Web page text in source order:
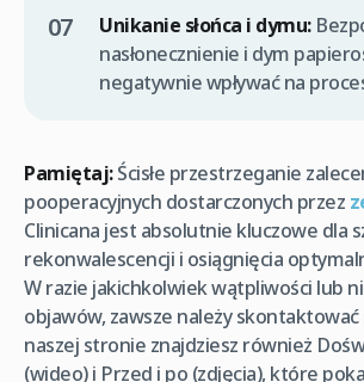
Unikanie słońca i dymu:
nasłonecznienie i dym
negatywnie wpływać na
Pamiętaj:Ścisłe przestrzeganie
pooperacyjnych dostarczonych przez
Clinicana jest absolutnie kluczowe dla
rekonwalescencji i osiągnięcia
W razie jakichkolwiek wątpliwości lub
objawów, zawsze należy skontaktować
naszej stronie znajdziesz również
(wideo) i Przed i po (zdjęcia), które